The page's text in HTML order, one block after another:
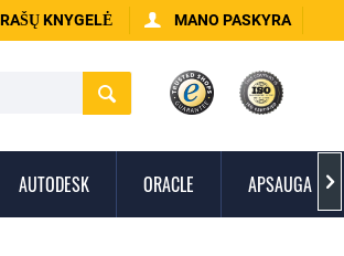
KNYGELĖ MANO PASKYRA
AUTODESK ORACLE APSAUGA 